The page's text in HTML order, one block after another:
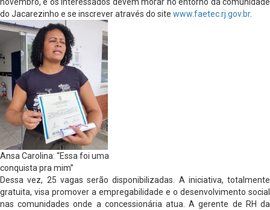
do Jacarezinho e se inscrever através do site www.faetec.rj.gov.br.
Ansa Carolina: “Essa foi uma
conquista pra mim”
Dessa vez, 25 vagas serão disponibilizadas. A iniciativa, totalmente
gratuita, visa promover a empregabilidade e o desenvolvimento social
nas comunidades onde a concessionária atua. A gerente de RH da